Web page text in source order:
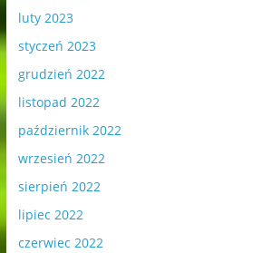
luty 2023
styczeń 2023
grudzień 2022
listopad 2022
październik 2022
wrzesień 2022
sierpień 2022
lipiec 2022
czerwiec 2022